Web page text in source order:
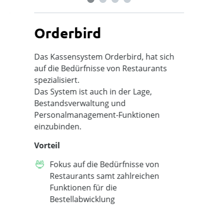
Orderbird
Das Kassensystem Orderbird, hat sich
auf die Bedürfnisse von Restaurants
spezialisiert.
Das System ist auch in der Lage,
Bestandsverwaltung und
Personalmanagement-Funktionen
einzubinden.
Vorteil
Fokus auf die Bedürfnisse von
Restaurants samt zahlreichen
Funktionen für die
Bestellabwicklung